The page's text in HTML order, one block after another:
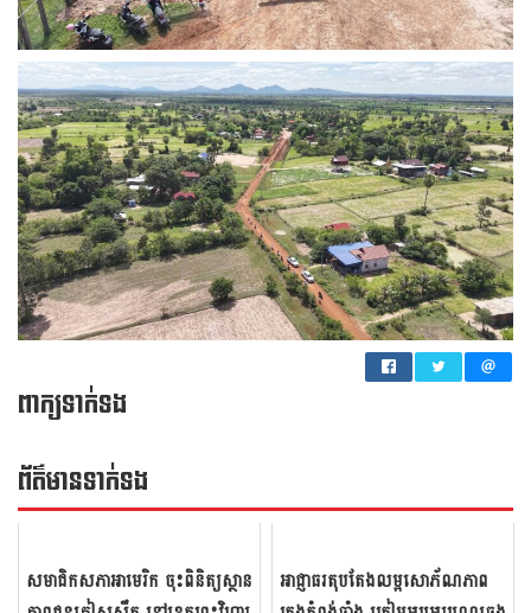
ពាក្យទាក់ទង
ព័ត៌មាន​ទាក់​ទង
សមាជិក​សភា​អាមេរិក​ ចុះ​ពិនិត្យ​ស្ថាន​
អាជ្ញាធរតុបតែងលម្អសោភ័ណភាព